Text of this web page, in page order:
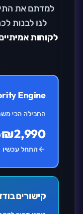
למדתם את
לנו לבנות
לקוחות
Engine
החבילה הכי משתלמת -
₪2,990
התחל עכשיו
קישורים